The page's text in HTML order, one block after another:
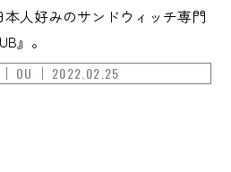
人好みのサンドウィッチ専門
』。
OU 2022.02.25